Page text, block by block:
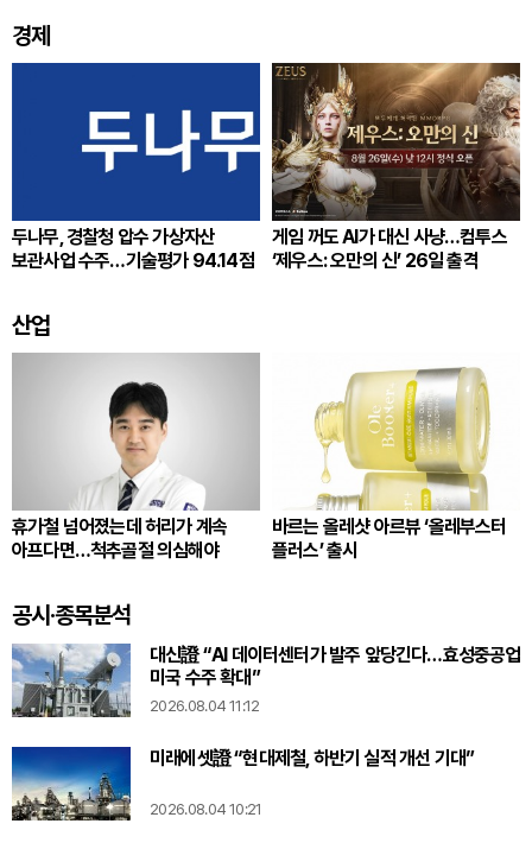
경제
두나무, 경찰청 압수 가상자산
보관사업 수주…기술평가 94.14점
게임 꺼도 AI가 대신 사냥…컴투스
‘제우스: 오만의 신’ 26일 출격
산업
휴가철 넘어졌는데 허리가 계속
아프다면…척추골절 의심해야
바르는 올레샷 아르뷰 ‘올레부스터
플러스’ 출시
공시·종목분석
대신證 “AI 데이터센터가 발주 앞당긴다…효성중공업
미국 수주 확대”
2026.08.04 11:12
미래에셋證 “현대제철, 하반기 실적 개선 기대”
2026.08.04 10:21